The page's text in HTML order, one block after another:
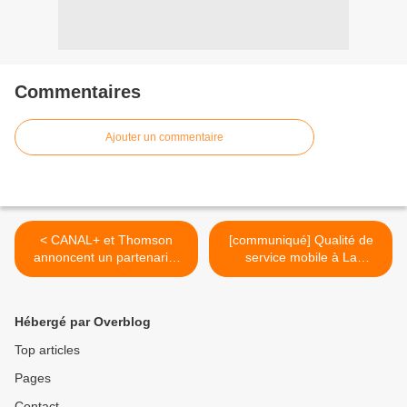
Commentaires
Ajouter un commentaire
< CANAL+ et Thomson
annoncent un partenariat
dans toute l'Europe !
[communiqué] Qualité de
service mobile à La
Réunion : « Orange,
Hébergé par Overblog
Top articles
Pages